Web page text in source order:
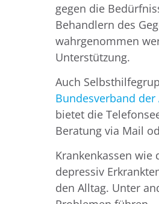
gegen die
Behandlern des
wahrgenommen
Unterstützung.
Auch
Bundesverband
bietet die
Beratung via Mail
Krankenkassen wie
depressiv
den Alltag. Unter